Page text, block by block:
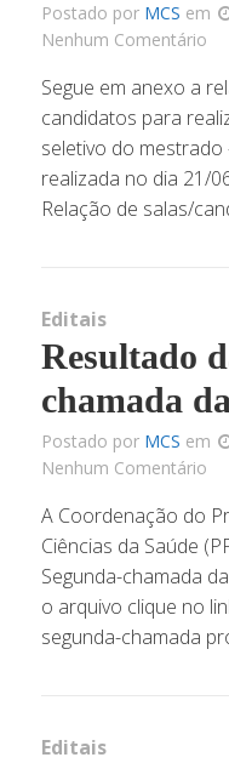
Postado por MCS em
Nenhum Comentário
Segue em anexo a
candidatos para
seletivo do mestrado
realizada no dia 21/
Relação de salas/
Editais
Resultado
chamada
Postado por MCS em
Nenhum Comentário
A Coordenação do
Ciências da Saúde
Segunda-chamada
o arquivo clique no
segunda-chamada
Editais